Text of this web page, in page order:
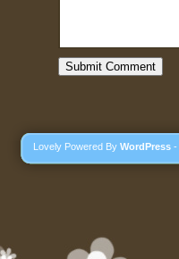
Lovely Powered By WordPress -